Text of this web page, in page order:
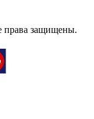
защищены.